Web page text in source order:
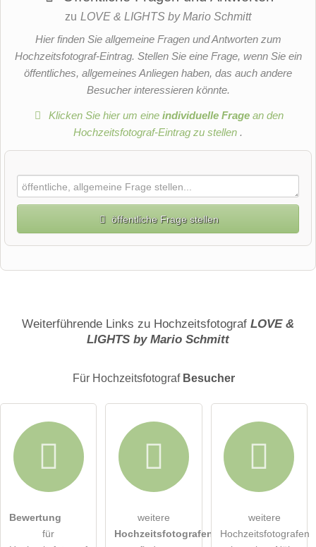
zu LOVE & LIGHTS by Mario Schmitt
Hier finden Sie allgemeine Fragen und Antworten zum
Hochzeitsfotograf-Eintrag. Stellen Sie eine Frage, wenn Sie ein
öffentliches, allgemeines Anliegen haben, das auch andere
Besucher interessieren könnte.
Klicken Sie hier um eineindividuelle Frage an den
Hochzeitsfotograf-Eintrag zu stellen .
öffentliche Frage stellen
E-Mail-Adresse (wird nicht veröffentlicht)
Die Datenschutzerklärung habe ich zur Kenntnis genommen.
Weiterführende Links zu Hochzeitsfotograf LOVE &
LIGHTS by Mario Schmitt
Für Hochzeitsfotograf Besucher
Bewertung
für
weitere
Hochzeitsfotografen
weitere
Hochzeitsfotografen